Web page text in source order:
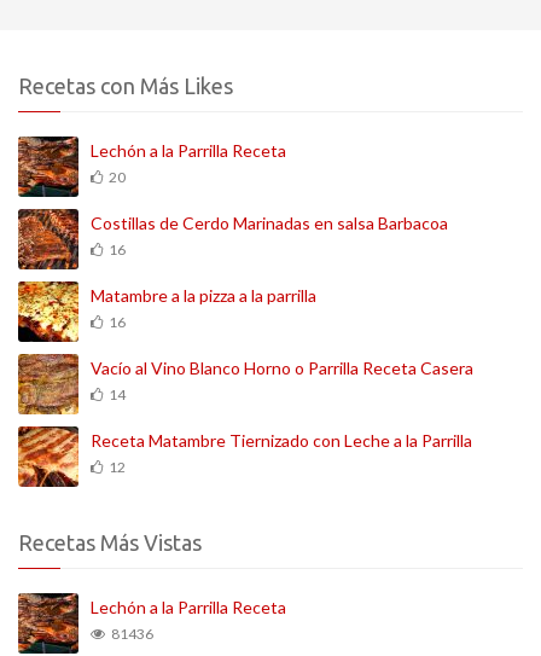
Recetas con Más Likes
Lechón a la Parrilla Receta
20
Costillas de Cerdo Marinadas en salsa Barbacoa
16
Matambre a la pizza a la parrilla
16
Vacío al Vino Blanco Horno o Parrilla Receta Casera
14
Receta Matambre Tiernizado con Leche a la Parrilla
12
Recetas Más Vistas
Lechón a la Parrilla Receta
81436